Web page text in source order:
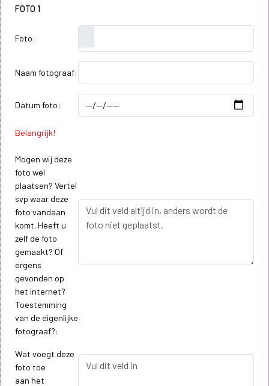
FOTO 1
Foto:
Naam fotograaf:
Datum foto:
Belangrijk!
Mogen wij deze
foto wel
plaatsen? Vertel
svp waar deze
foto vandaan
komt. Heeft u
zelf de foto
gemaakt? Of
ergens
gevonden op
het internet?
Toestemming
van de eigenlijke
fotograaf?:
Wat voegt deze
foto toe
aan het